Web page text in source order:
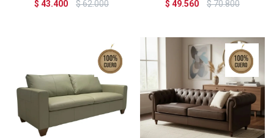
$ 43.400 $62.000 $ 49.560 $70.800